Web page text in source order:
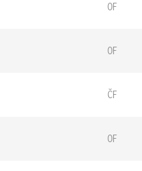
OF
OF
ČF
OF